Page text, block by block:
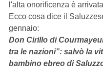
l'alta onorificenza è
Ecco cosa dice il
gennaio:
Don Cirillo di
tra le nazioni”: salvò la
bambino ebreo di